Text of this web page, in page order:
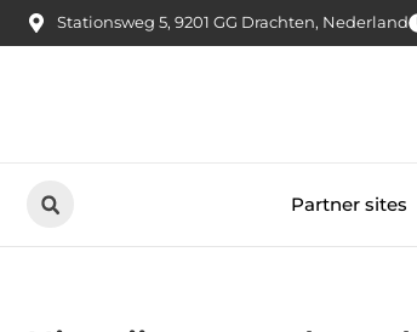
Stationsweg 5, 9201 GG Drachten, Nederland
Partner sites